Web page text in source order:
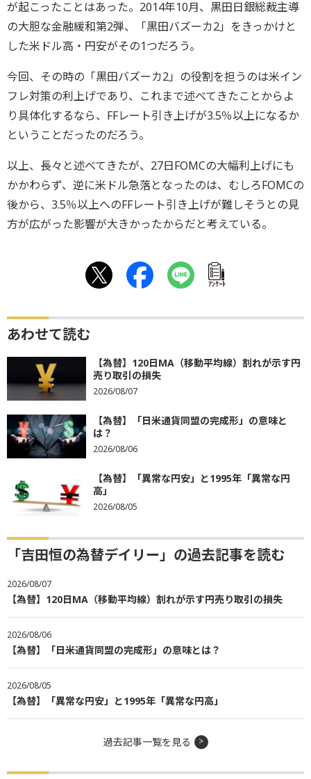
が起こったことはあった。2014年10月、黒田日銀総裁主導
の大胆な金融緩和第2弾、「黒田バズーカ2」をきっかけと
した米ドル高・円安がその1つだろう。
今回、その時の「黒田バズーカ2」の役割を担うのは米イン
フレ対策の利上げであり、これまで述べてきたことからよ
り具体化するなら、FFレート引き上げが3.5％以上になるか
ということだったのだろう。
以上、長々と述べてきたが、27日FOMCの大幅利上げにも
かかわらず、逆に米ドル急落となったのは、むしろFOMCの
後から、3.5％以上へのFFレート引き上げが難しそうとの見
方が広がった影響が大きかったからだと考えている。
ｱﾝｹｰﾄ
あわせて読む
【為替】120日MA（移動平均線）割れが示す円
売り取引の損失
2026/08/07
【為替】「日米通貨同盟の完成形」の意味と
は？
2026/08/06
【為替】「異常な円安」と1995年「異常な円
高」
2026/08/05
「吉田恒の為替デイリー」の過去記事を読む
2026/08/07
【為替】120日MA（移動平均線）割れが示す円売り取引の損失
2026/08/06
【為替】「日米通貨同盟の完成形」の意味とは？
2026/08/05
【為替】「異常な円安」と1995年「異常な円高」
過去記事一覧を見る